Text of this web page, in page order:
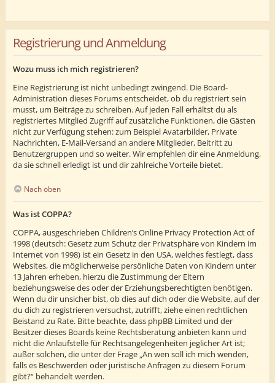
Registrierung und Anmeldung
Wozu muss ich mich registrieren?
Eine Registrierung ist nicht unbedingt zwingend. Die Board-
Administration dieses Forums entscheidet, ob du registriert sein
musst, um Beiträge zu schreiben. Auf jeden Fall erhältst du als
registriertes Mitglied Zugriff auf zusätzliche Funktionen, die Gästen
nicht zur Verfügung stehen: zum Beispiel Avatarbilder, Private
Nachrichten, E-Mail-Versand an andere Mitglieder, Beitritt zu
Benutzergruppen und so weiter. Wir empfehlen dir eine Anmeldung,
da sie schnell erledigt ist und dir zahlreiche Vorteile bietet.
Nach oben
Was ist COPPA?
COPPA, ausgeschrieben Children’s Online Privacy Protection Act of
1998 (deutsch: Gesetz zum Schutz der Privatsphäre von Kindern im
Internet von 1998) ist ein Gesetz in den USA, welches festlegt, dass
Websites, die möglicherweise persönliche Daten von Kindern unter
13 Jahren erheben, hierzu die Zustimmung der Eltern
beziehungsweise des oder der Erziehungsberechtigten benötigen.
Wenn du dir unsicher bist, ob dies auf dich oder die Website, auf der
du dich zu registrieren versuchst, zutrifft, ziehe einen rechtlichen
Beistand zu Rate. Bitte beachte, dass phpBB Limited und der
Besitzer dieses Boards keine Rechtsberatung anbieten kann und
nicht die Anlaufstelle für Rechtsangelegenheiten jeglicher Art ist;
außer solchen, die unter der Frage „An wen soll ich mich wenden,
falls es Beschwerden oder juristische Anfragen zu diesem Forum
gibt?“ behandelt werden.